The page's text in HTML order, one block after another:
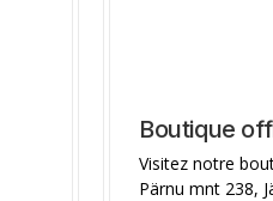
Boutique
Visitez notre
Pärnu mnt 238,